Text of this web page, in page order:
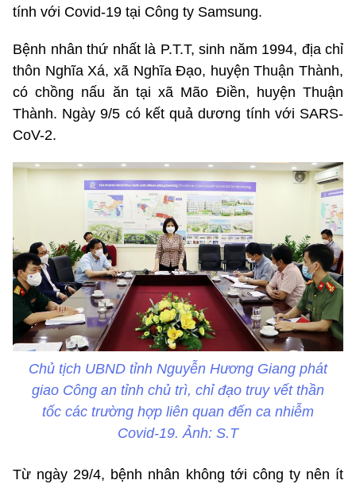
tính với Covid-19 tại Công ty Samsung.
Bệnh nhân thứ nhất là P.T.T, sinh năm 1994, địa chỉ
thôn Nghĩa Xá, xã Nghĩa Đạo, huyện Thuận Thành,
có chồng nấu ăn tại xã Mão Điền, huyện Thuận
Thành. Ngày 9/5 có kết quả dương tính với SARS-
CoV-2.
Chủ tịch UBND tỉnh Nguyễn Hương Giang phát
giao Công an tỉnh chủ trì, chỉ đạo truy vết thần
tốc các trường hợp liên quan đến ca nhiễm
Covid-19. Ảnh: S.T
Từ ngày 29/4, bệnh nhân không tới công ty nên ít